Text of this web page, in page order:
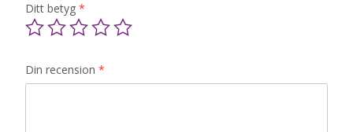
Ditt betyg *
Din recension *